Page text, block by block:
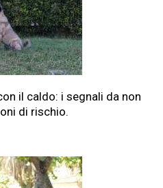
il caldo: i segnali da non
di rischio.